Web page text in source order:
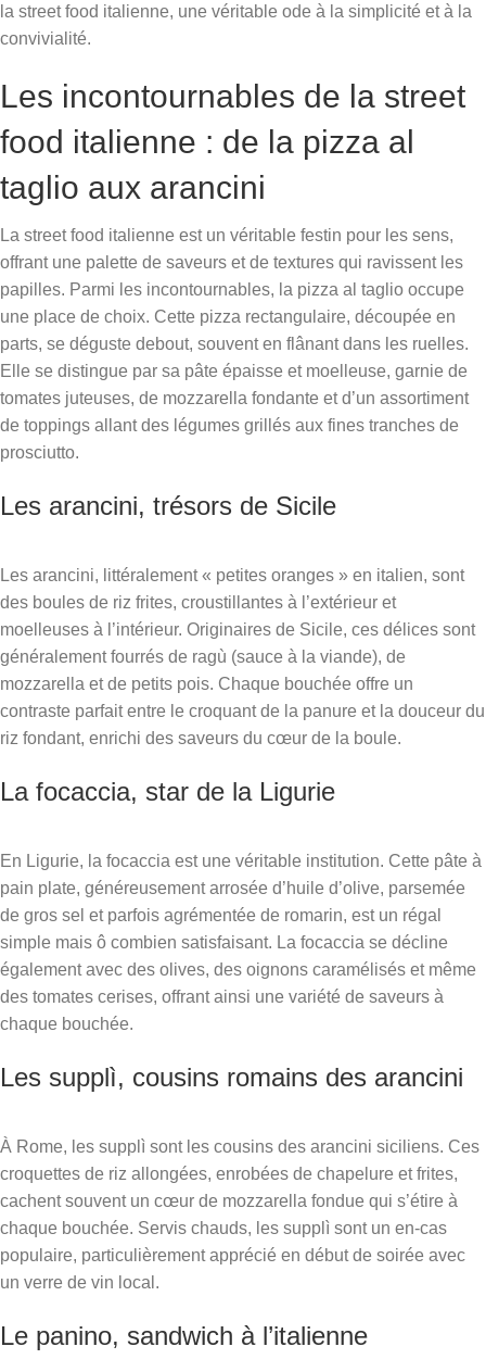
la street food italienne, une véritable ode à la simplicité et à la
convivialité.
Les incontournables de la street
food italienne : de la pizza al
taglio aux arancini
La street food italienne est un véritable festin pour les sens,
offrant une palette de saveurs et de textures qui ravissent les
papilles. Parmi les incontournables, la pizza al taglio occupe
une place de choix. Cette pizza rectangulaire, découpée en
parts, se déguste debout, souvent en flânant dans les ruelles.
Elle se distingue par sa pâte épaisse et moelleuse, garnie de
tomates juteuses, de mozzarella fondante et d’un assortiment
de toppings allant des légumes grillés aux fines tranches de
prosciutto.
Les arancini, trésors de Sicile
Les arancini, littéralement « petites oranges » en italien, sont
des boules de riz frites, croustillantes à l’extérieur et
moelleuses à l’intérieur. Originaires de Sicile, ces délices sont
généralement fourrés de ragù (sauce à la viande), de
mozzarella et de petits pois. Chaque bouchée offre un
contraste parfait entre le croquant de la panure et la douceur du
riz fondant, enrichi des saveurs du cœur de la boule.
La focaccia, star de la Ligurie
En Ligurie, la focaccia est une véritable institution. Cette pâte à
pain plate, généreusement arrosée d’huile d’olive, parsemée
de gros sel et parfois agrémentée de romarin, est un régal
simple mais ô combien satisfaisant. La focaccia se décline
également avec des olives, des oignons caramélisés et même
des tomates cerises, offrant ainsi une variété de saveurs à
chaque bouchée.
Les supplì, cousins romains des arancini
À Rome, les supplì sont les cousins des arancini siciliens. Ces
croquettes de riz allongées, enrobées de chapelure et frites,
cachent souvent un cœur de mozzarella fondue qui s’étire à
chaque bouchée. Servis chauds, les supplì sont un en-cas
populaire, particulièrement apprécié en début de soirée avec
un verre de vin local.
Le panino, sandwich à l’italienne